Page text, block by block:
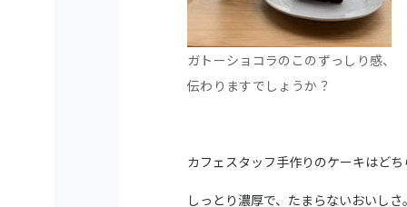
ガトーショコラのこのずっしり感、
伝わりますでしょうか？
カフェスタッフ手作りのケーキはどち
しっとり濃厚で、たまらないおいしさ